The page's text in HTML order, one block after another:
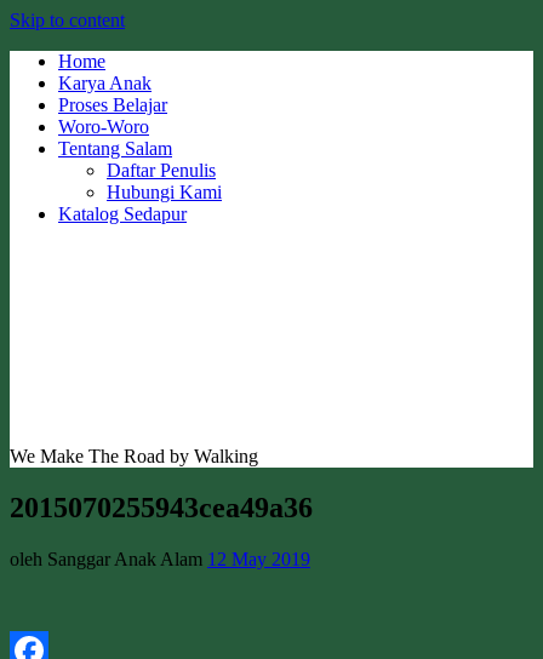
Skip to content
Home
Karya Anak
Proses Belajar
Woro-Woro
Tentang Salam
Daftar Penulis
Hubungi Kami
Katalog Sedapur
We Make The Road by Walking
2015070255943cea49a36
oleh Sanggar Anak Alam 12 May 2019